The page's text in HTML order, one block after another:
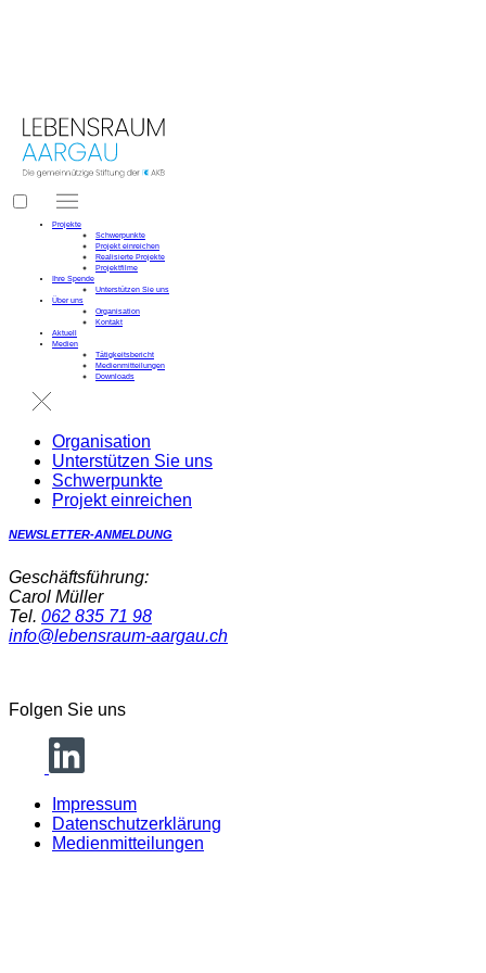
LEBENSRAUM
AARGAU
Projekte
Schwerpunkte
Projekt einreichen
Realisierte Projekte
Projektfilme
Ihre Spende
Unterstützen Sie uns
Über uns
Organisation
Kontakt
Aktuell
Medien
Tätigkeitsbericht
Medienmitteilungen
Downloads
Organisation
Unterstützen Sie uns
Schwerpunkte
Projekt einreichen
NEWSLETTER-ANMELDUNG
Geschäftsführung:
Carol Müller
Tel. 062 835 71 98
info@lebensraum-aargau.ch
Folgen Sie uns
Impressum
Datenschutzerklärung
Medienmitteilungen